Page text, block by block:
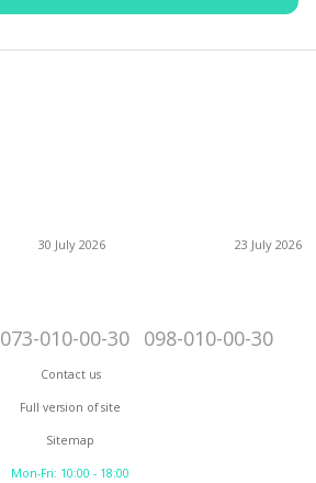
30 July 2026 23 July 2026
073-010-00-30 098-010-00-30
Contact us
Full version of site
Sitemap
Mon-Fri: 10:00 - 18:00